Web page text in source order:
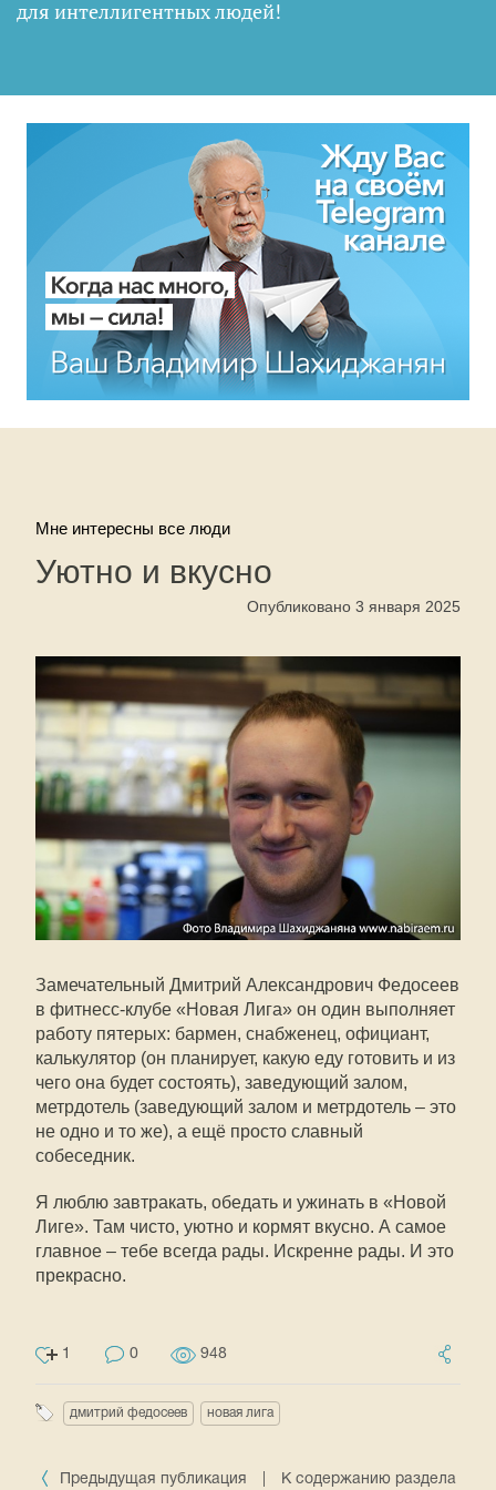
для интеллигентных людей!
Мне интересны все люди
Уютно и вкусно
Опубликовано 3 января 2025
Замечательный Дмитрий Александрович Федосеев
в фитнесс-клубе «Новая Лига» он один выполняет
работу пятерых: бармен, снабженец, официант,
калькулятор (он планирует, какую еду готовить и из
чего она будет состоять), заведующий залом,
метрдотель (заведующий залом и метрдотель – это
не одно и то же), а ещё просто славный
собеседник.
Я люблю завтракать, обедать и ужинать в «Новой
Лиге». Там чисто, уютно и кормят вкусно. А самое
главное – тебе всегда рады. Искренне рады. И это
прекрасно.
1 0 948
дмитрий федосеев новая лига
Предыдущая публикация
К содержанию раздела